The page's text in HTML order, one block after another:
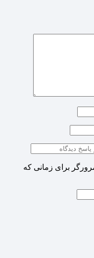
برای زمانی که